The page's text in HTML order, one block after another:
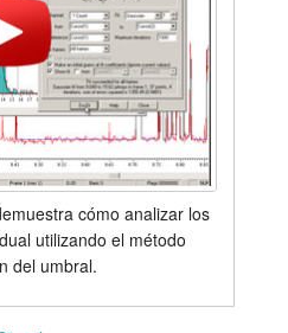
cómo analizar los
utilizando el método
del umbral.